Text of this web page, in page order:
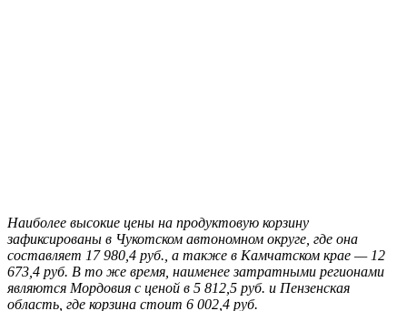
Наиболее высокие цены на продуктовую корзину
зафиксированы в Чукотском автономном округе, где она
составляет 17 980,4 руб., а также в Камчатском крае — 12
673,4 руб. В то же время, наименее затратными регионами
являются Мордовия с ценой в 5 812,5 руб. и Пензенская
область, где корзина стоит 6 002,4 руб.